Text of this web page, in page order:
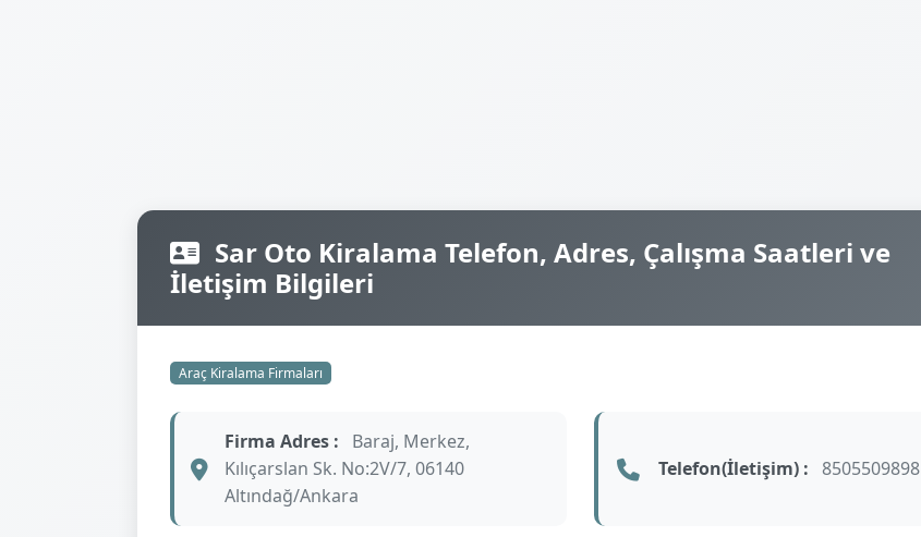
Sar Oto Kiralama Telefon, Adres, Çalışma Saatleri ve
İletişim Bilgileri
Araç Kiralama Firmaları
Firma Adres :
Baraj, Merkez,
Kılıçarslan Sk. No:2V/7, 06140
Altındağ/Ankara
Telefon(İletişim) : 8505509898